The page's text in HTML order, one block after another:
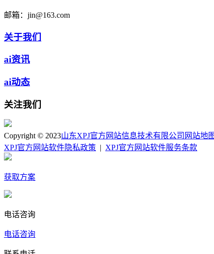
邮箱： jin@163.com
关于我们
ai资讯
ai动态
关注我们
Copyright © 2023山东XPJ官方网站信息技术有限公司 网站地图
XPJ官方网站软件隐私政策
XPJ官方网站软件服务条款
获取方案
电话咨询
电话咨询